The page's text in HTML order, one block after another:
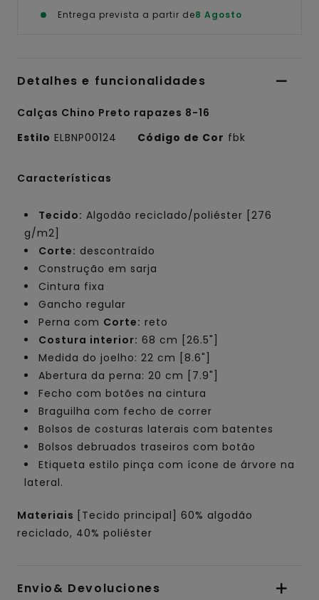
Entrega prevista a partir de8 Agosto
Detalhes e funcionalidades
Calças Chino Preto rapazes 8-16
Estilo ELBNP00124 Código de Cor fbk
Características
Tecido: Algodão reciclado/poliéster [276
g/m2]
Corte: descontraído
Construção em sarja
Cintura fixa
Gancho regular
Perna com Corte: reto
Costura interior: 68 cm [26.5"]
Medida do joelho: 22 cm [8.6"]
Abertura da perna: 20 cm [7.9"]
Fecho com botões na cintura
Braguilha com fecho de correr
Bolsos de costuras laterais com batentes
Bolsos debruados traseiros com botão
Etiqueta estilo pinça com ícone de árvore na
lateral.
Materiais
[Tecido principal] 60% algodão
reciclado, 40% poliéster
Envio& Devoluciones